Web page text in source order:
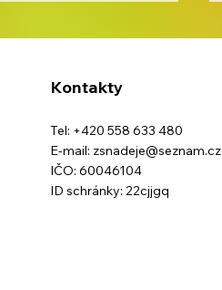
bez hranic
Kontakty
Tel: +420 558 633 480
E-mail: zsnadeje@seznam.cz
IČO: 60046104
ID schránky: 22cjjgq